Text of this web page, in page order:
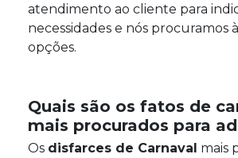
atendimento ao cliente para
necessidades e nós procuramos
opções.
Quais são os fatos de
mais procurados para
Os disfarces de Carnaval mais